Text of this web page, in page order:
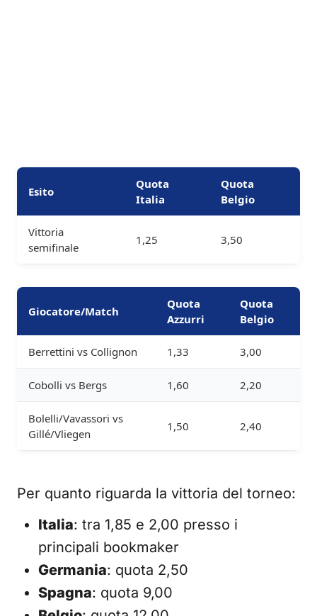
Esito
Quota
Italia
Quota
Belgio
Vittoria
semifinale
1,25 3,50
Giocatore/Match
Quota
Azzurri
Quota
Belgio
Berrettini vs Collignon 1,33 3,00
Cobolli vs Bergs 1,60 2,20
Bolelli/Vavassori vs
Gillé/Vliegen
1,50 2,40
Per quanto riguarda la vittoria del torneo:
Italia: tra 1,85 e 2,00 presso i
principali bookmaker
Germania: quota 2,50
Spagna: quota 9,00